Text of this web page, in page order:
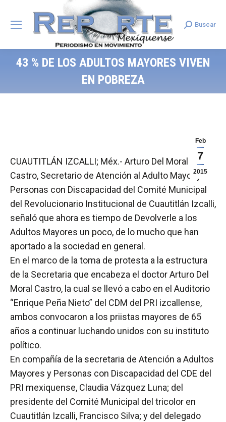
Search:
Buscar
43 % DE LOS ADULTOS MAYORES VIVEN
EN POBREZA
Feb
7
2015
CUAUTITLÁN IZCALLI; Méx.- Arturo Del Moral
Castro, Secretario de Atención al Adulto Mayor y
Personas con Discapacidad del Comité Municipal
del Revolucionario Institucional de Cuautitlán Izcalli,
señaló que ahora es tiempo de Devolverle a los
Adultos Mayores un poco, de lo mucho que han
aportado a la sociedad en general.
En el marco de la toma de protesta a la estructura
de la Secretaria que encabeza el doctor Arturo Del
Moral Castro, la cual se llevó a cabo en el Auditorio
“Enrique Peña Nieto” del CDM del PRI izcallense,
ambos convocaron a los priistas mayores de 65
años a continuar luchando unidos con su instituto
político.
En compañía de la secretaria de Atención a Adultos
Mayores y Personas con Discapacidad del CDE del
PRI mexiquense, Claudia Vázquez Luna; del
presidente del Comité Municipal del tricolor en
Cuautitlán Izcalli, Francisco Silva; y del delegado